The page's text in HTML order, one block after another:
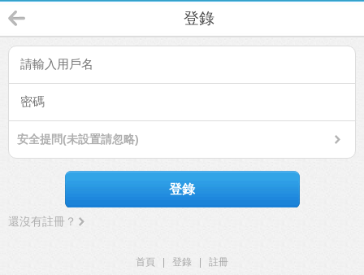
登錄
安全提問(未設置請忽略)
登錄
還沒有註冊？
首頁 登錄
註冊